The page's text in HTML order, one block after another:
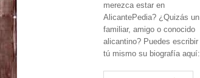
merezca estar en
AlicantePedia? ¿Quizás un
familiar, amigo o conocido
alicantino? Puedes escribir
tú mismo su biografía aquí: